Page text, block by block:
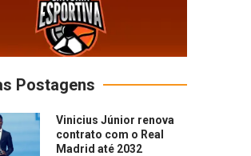
Postagens
Vinicius Júnior renova
contrato com o Real
Madrid até 2032